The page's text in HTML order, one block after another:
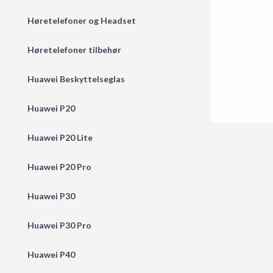
Høretelefoner og Headset
Høretelefoner tilbehør
Huawei Beskyttelseglas
Huawei P20
Huawei P20 Lite
Huawei P20 Pro
Huawei P30
Huawei P30 Pro
Huawei P40